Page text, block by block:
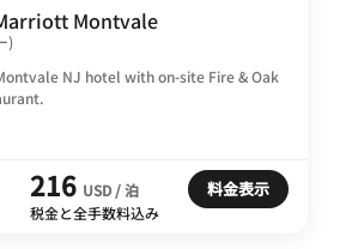
Montvale
)
NJ hotel with on-site Fire & Oak
216 USD / 泊
税金と全手数料込み
料金表示